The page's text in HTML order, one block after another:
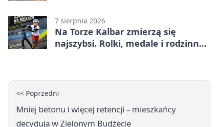
7 sierpnia 2026
Na Torze Kalbar zmierzą się
najszybsi. Rolki, medale i rodzinna
<< Poprzedni
Mniej betonu i więcej retencji – mieszkańcy
decydują w Zielonym Budżecie